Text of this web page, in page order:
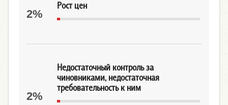
Рост цен
2%
Недостаточный контроль за
чиновниками, недостаточная
требовательность к ним
2%